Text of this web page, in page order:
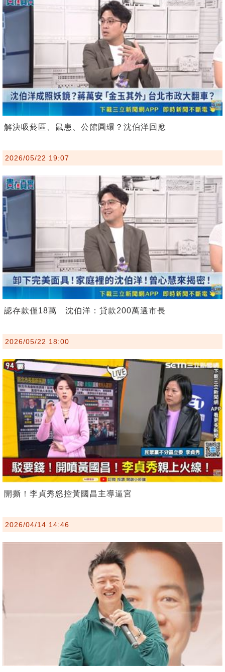
解決吸菸區、鼠患、公館圓環？沈伯洋回應
2026/05/22 19:07
認存款僅18萬 沈伯洋：貸款200萬選市長
2026/05/22 18:00
開撕！李貞秀怒控黃國昌主導逼宮
2026/04/14 14:46